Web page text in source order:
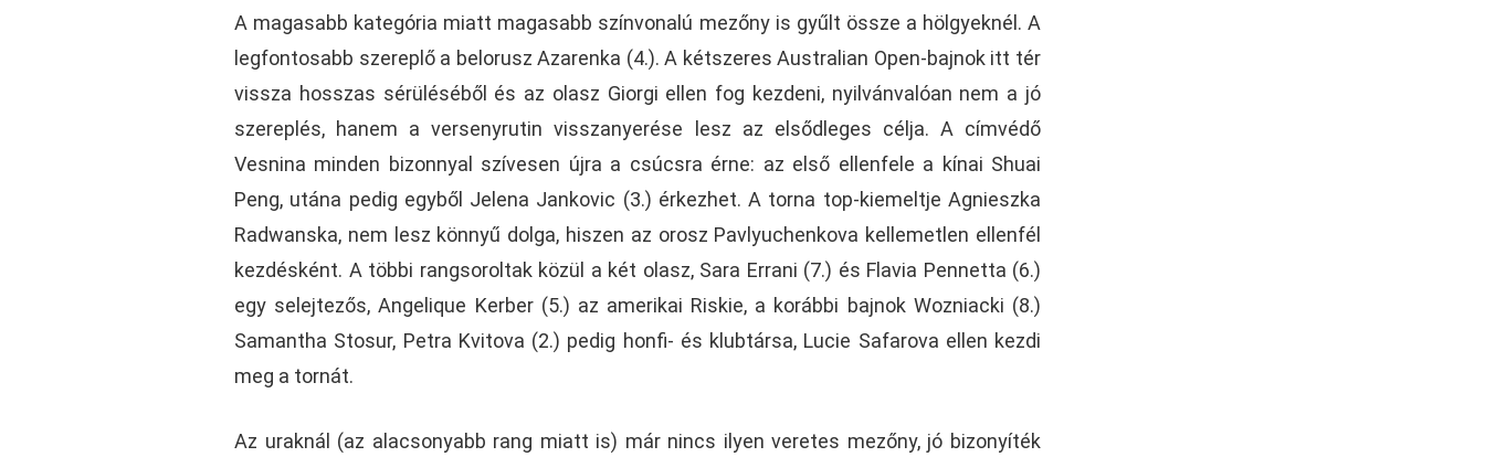
A magasabb kategória miatt magasabb színvonalú mezőny is gyűlt össze a hölgyeknél. A
legfontosabb szereplő a belorusz Azarenka (4.). A kétszeres Australian Open-bajnok itt tér
vissza hosszas sérüléséből és az olasz Giorgi ellen fog kezdeni, nyilvánvalóan nem a jó
szereplés, hanem a versenyrutin visszanyerése lesz az elsődleges célja. A címvédő
Vesnina minden bizonnyal szívesen újra a csúcsra érne: az első ellenfele a kínai Shuai
Peng, utána pedig egyből Jelena Jankovic (3.) érkezhet. A torna top-kiemeltje Agnieszka
Radwanska, nem lesz könnyű dolga, hiszen az orosz Pavlyuchenkova kellemetlen ellenfél
kezdésként. A többi rangsoroltak közül a két olasz, Sara Errani (7.) és Flavia Pennetta (6.)
egy selejtezős, Angelique Kerber (5.) az amerikai Riskie, a korábbi bajnok Wozniacki (8.)
Samantha Stosur, Petra Kvitova (2.) pedig honfi- és klubtársa, Lucie Safarova ellen kezdi
meg a tornát.
Az uraknál (az alacsonyabb rang miatt is) már nincs ilyen veretes mezőny, jó bizonyíték